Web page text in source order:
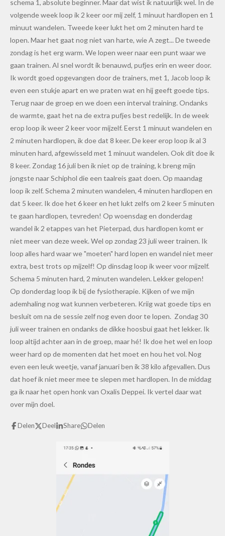
schema 1, absolute beginner. Maar dat wist ik natuurlijk wel. In de
volgende week loop ik 2 keer oor mij zelf, 1 minuut hardlopen en 1
minuut wandelen. Tweede keer lukt het om 2 minuten hard te
lopen. Maar het gaat nog niet van harte, wie A zegt... De tweede
zondag is het erg warm. We lopen weer naar een punt waar we
gaan trainen. Al snel wordt ik benauwd, pufjes erin en weer door.
Ik wordt goed opgevangen door de trainers, met 1, Jacob loop ik
even een stukje apart en we praten wat en hij geeft goede tips.
Terug naar de groep en we doen een interval training. Ondanks
de warmte, gaat het na de extra pufjes best redelijk. In de week
erop loop ik weer 2 keer voor mijzelf. Eerst 1 minuut wandelen en
2 minuten hardlopen, ik doe dat 8 keer. De keer erop loop ik al 3
minuten hard, afgewisseld met 1 minuut wandelen. Ook dit doe ik
8 keer. Zondag 16 juli ben ik niet op de training, k breng mijn
jongste naar Schiphol die een taalreis gaat doen. Op maandag
loop ik zelf. Schema 2 minuten wandelen, 4 minuten hardlopen en
dat 5 keer. Ik doe het 6 keer en het lukt zelfs om 2 keer 5 minuten
te gaan hardlopen, tevreden! Op woensdag en donderdag
wandel ik 2 etappes van het Pieterpad, dus hardlopen komt er
niet meer van deze week. Wel op zondag 23 juli weer trainen. Ik
loop alles hard waar we "moeten" hard lopen en wandel niet meer
extra, best trots op mijzelf! Op dinsdag loop ik weer voor mijzelf.
Schema 5 minuten hard, 2 minuten wandelen. Lekker gelopen!
Op donderdag loop ik bij de fysiotherapie. Kijken of we mijn
ademhaling nog wat kunnen verbeteren. Kriig wat goede tips en
besluit om na de sessie zelf nog even door te lopen. Zondag 30
juli weer trainen en ondanks de dikke hoosbui gaat het lekker. Ik
loop altijd achter aan in de groep, maar hé! Ik doe het wel en loop
weer hard op de momenten dat het moet en hou het vol. Nog
even een leuk weetje, vanaf januari ben ik 38 kilo afgevallen. Dus
dat hoef ik niet meer mee te slepen met hardlopen. In de middag
ga ik naar het open honk van Oxalis Deppei. Ik vertel daar wat
over mijn doel.
Delen Deel Share Delen